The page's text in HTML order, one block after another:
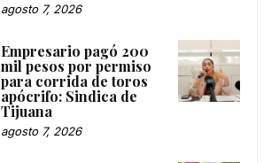
agosto 7, 2026
Empresario pagó 200
mil pesos por permiso
para corrida de toros
apócrifo: Sindica de
Tijuana
agosto 7, 2026